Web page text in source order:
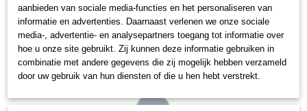
aanbieden van sociale media-functies en het personaliseren van
informatie en advertenties. Daarnaast verlenen we onze sociale
media-, advertentie- en analysepartners toegang tot informatie over
hoe u onze site gebruikt. Zij kunnen deze informatie gebruiken in
combinatie met andere gegevens die zij mogelijk hebben verzameld
door uw gebruik van hun diensten of die u hen hebt verstrekt.